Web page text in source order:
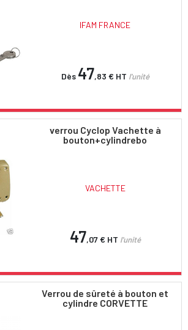
IFAM FRANCE
Dès 47,83 € HT l'unité
verrou Cyclop Vachette à
bouton+cylindrebo
VACHETTE
47,07 € HT l'unité
Verrou de sûreté à bouton et
cylindre CORVETTE